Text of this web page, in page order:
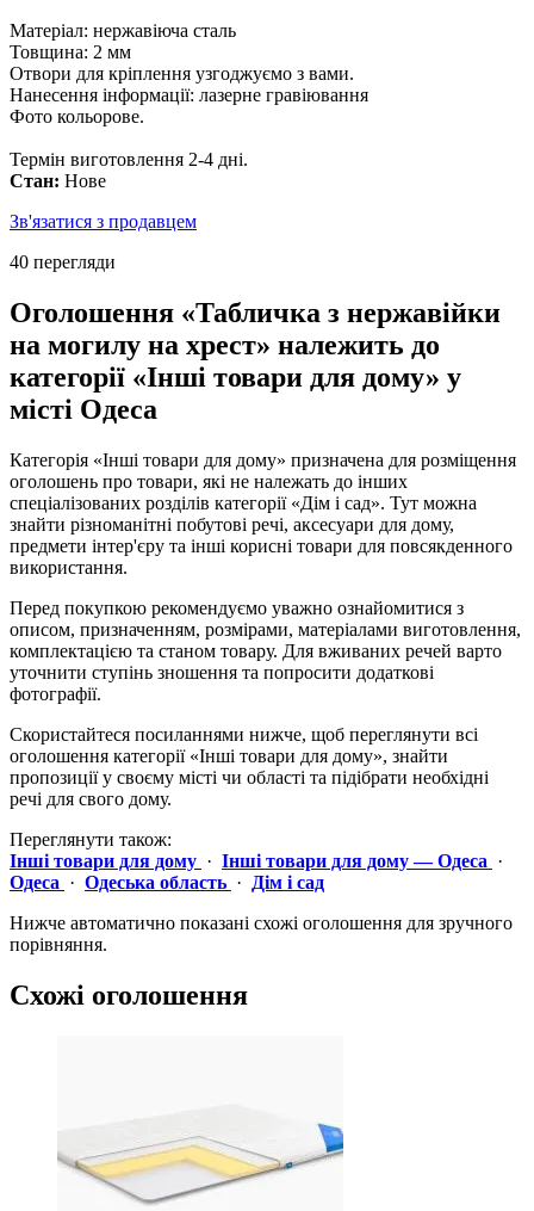
Матеріал: нержавіюча сталь
Товщина: 2 мм
Отвори для кріплення узгоджуємо з вами.
Нанесення інформації: лазерне гравіювання
Фото кольорове.
Термін виготовлення 2-4 дні.
Стан: Нове
Зв'язатися з продавцем
40 перегляди
Оголошення «Табличка з нержавійки
на могилу на хрест» належить до
категорії «Інші товари для дому» у
місті Одеса
Категорія «Інші товари для дому» призначена для розміщення
оголошень про товари, які не належать до інших
спеціалізованих розділів категорії «Дім і сад». Тут можна
знайти різноманітні побутові речі, аксесуари для дому,
предмети інтер'єру та інші корисні товари для повсякденного
використання.
Перед покупкою рекомендуємо уважно ознайомитися з
описом, призначенням, розмірами, матеріалами виготовлення,
комплектацією та станом товару. Для вживаних речей варто
уточнити ступінь зношення та попросити додаткові
фотографії.
Скористайтеся посиланнями нижче, щоб переглянути всі
оголошення категорії «Інші товари для дому», знайти
пропозиції у своєму місті чи області та підібрати необхідні
речі для свого дому.
Переглянути також:
Інші товари для дому · Інші товари для дому — Одеса ·
Одеса · Одеська область ·
Дім і сад
Нижче автоматично показані схожі оголошення для зручного
порівняння.
Схожі оголошення